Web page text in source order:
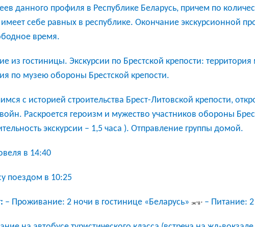
данного профиля в Республике Беларусь, причем по
имеет себе равных в республике. Окончание экскурсионной
время.
из гостиницы. Экскурсии по Брестской крепости:
по музею обороны Брестской крепости.
с историей строительства Брест-Литовской крепости,
Раскроется героизм и мужество участников обороны
экскурсии – 1,5 часа ). Отправление группы домой.
в 14:40
поездом в 10:25
– Проживание: 2 ночи в гостинице «Беларусь» :Ж*8* – Питание: